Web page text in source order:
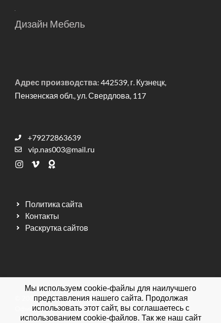
Дизайн Мебель
Адрес производства:442539, г. Кузнецк,
Пензенская обл., ул. Свердлова, 117
+79272863639
vip.nas003@mail.ru
Политика сайта
Контакты
Раскрутка сайтов
© 2026 Мебельная фабрика ДИЗАЙН МЕБЕЛЬ.
Официальный сайт.
Мы используем cookie-файлы для наилучшего
представления нашего сайта. Продолжая
использовать этот сайт, вы соглашаетесь с
использованием cookie-файлов. Так же наш сайт